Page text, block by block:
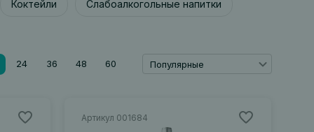
Коктейли Слабоалкогольные напитки
24 36 48 60 Популярные
Артикул 001684